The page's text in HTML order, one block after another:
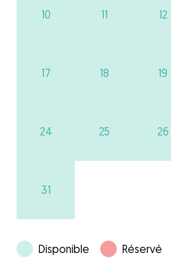
10 11 12
17 18 19
24 25 26
31
Disponible Réservé